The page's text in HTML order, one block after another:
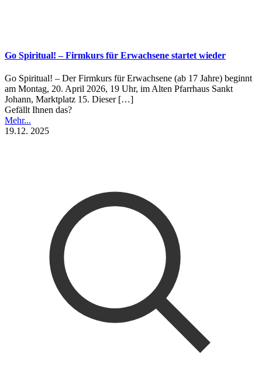
Go Spiritual! – Firmkurs für Erwachsene startet wieder
Go Spiritual! – Der Firmkurs für Erwachsene (ab 17 Jahre) beginnt
am Montag, 20. April 2026, 19 Uhr, im Alten Pfarrhaus Sankt
Johann, Marktplatz 15. Dieser[…]
Gefällt Ihnen das?
Mehr...
19.12. 2025